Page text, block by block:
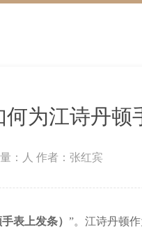
为江诗丹顿
： 人 作者：张红宾
表上发条） ”。江诗丹顿